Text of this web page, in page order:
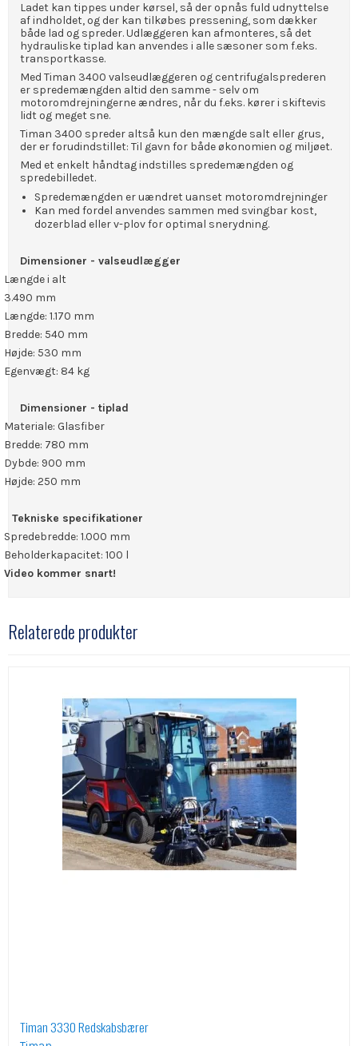
Ladet kan tippes under kørsel, så der opnås fuld udnyttelse
af indholdet, og der kan tilkøbes pressening, som dækker
både lad og spreder. Udlæggeren kan afmonteres, så det
hydrauliske tiplad kan anvendes i alle sæsoner som f.eks.
transportkasse.
Med Timan 3400 valseudlæggeren og centrifugalsprederen
er spredemængden altid den samme - selv om
motoromdrejningerne ændres, når du f.eks. kører i skiftevis
lidt og meget sne.
Timan 3400 spreder altså kun den mængde salt eller grus,
der er forudindstillet: Til gavn for både økonomien og miljøet.
Med et enkelt håndtag indstilles spredemængden og
spredebilledet.
Spredemængden er uændret uanset motoromdrejninger
Kan med fordel anvendes sammen med svingbar kost,
dozerblad eller v-plov for optimal snerydning.
Dimensioner - valseudlægger
Længde i alt
3.490 mm
Længde: 1.170 mm
Bredde: 540 mm
Højde: 530 mm
Egenvægt: 84 kg
Dimensioner - tiplad
Materiale: Glasfiber
Bredde: 780 mm
Dybde: 900 mm
Højde: 250 mm
Tekniske specifikationer
Spredebredde: 1.000 mm
Beholderkapacitet: 100 l
Video kommer snart!
Relaterede produkter
Timan 3330 Redskabsbærer